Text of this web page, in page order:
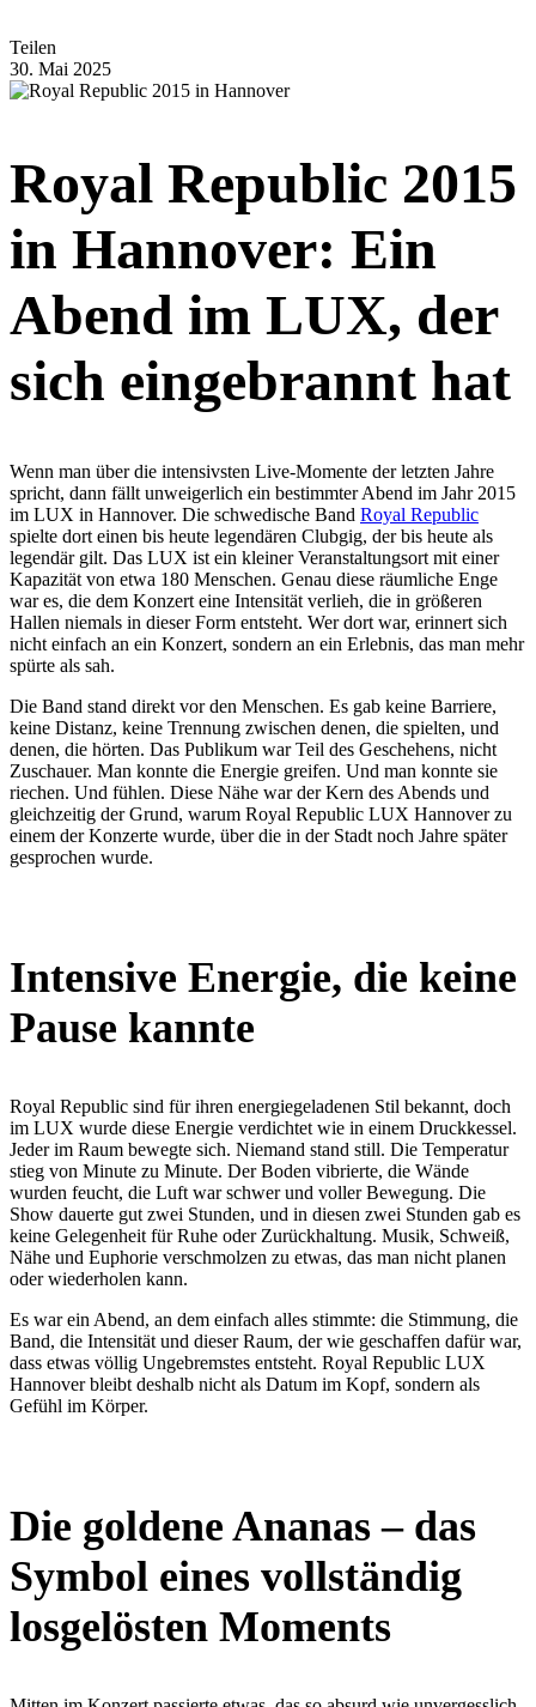
Teilen
30. Mai 2025
Royal Republic 2015
in Hannover: Ein
Abend im LUX, der
sich eingebrannt hat
Wenn man über die intensivsten Live-Momente der letzten Jahre
spricht, dann fällt unweigerlich ein bestimmter Abend im Jahr 2015
im LUX in Hannover. Die schwedische Band Royal Republic
spielte dort einen bis heute legendären Clubgig, der bis heute als
legendär gilt. Das LUX ist ein kleiner Veranstaltungsort mit einer
Kapazität von etwa 180 Menschen. Genau diese räumliche Enge
war es, die dem Konzert eine Intensität verlieh, die in größeren
Hallen niemals in dieser Form entsteht. Wer dort war, erinnert sich
nicht einfach an ein Konzert, sondern an ein Erlebnis, das man mehr
spürte als sah.
Die Band stand direkt vor den Menschen. Es gab keine Barriere,
keine Distanz, keine Trennung zwischen denen, die spielten, und
denen, die hörten. Das Publikum war Teil des Geschehens, nicht
Zuschauer. Man konnte die Energie greifen. Und man konnte sie
riechen. Und fühlen. Diese Nähe war der Kern des Abends und
gleichzeitig der Grund, warum Royal Republic LUX Hannover zu
einem der Konzerte wurde, über die in der Stadt noch Jahre später
gesprochen wurde.
Intensive Energie, die keine
Pause kannte
Royal Republic sind für ihren energiegeladenen Stil bekannt, doch
im LUX wurde diese Energie verdichtet wie in einem Druckkessel.
Jeder im Raum bewegte sich. Niemand stand still. Die Temperatur
stieg von Minute zu Minute. Der Boden vibrierte, die Wände
wurden feucht, die Luft war schwer und voller Bewegung. Die
Show dauerte gut zwei Stunden, und in diesen zwei Stunden gab es
keine Gelegenheit für Ruhe oder Zurückhaltung. Musik, Schweiß,
Nähe und Euphorie verschmolzen zu etwas, das man nicht planen
oder wiederholen kann.
Es war ein Abend, an dem einfach alles stimmte: die Stimmung, die
Band, die Intensität und dieser Raum, der wie geschaffen dafür war,
dass etwas völlig Ungebremstes entsteht. Royal Republic LUX
Hannover bleibt deshalb nicht als Datum im Kopf, sondern als
Gefühl im Körper.
Die goldene Ananas – das
Symbol eines vollständig
losgelösten Moments